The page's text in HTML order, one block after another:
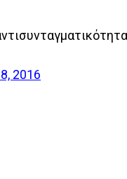
2016